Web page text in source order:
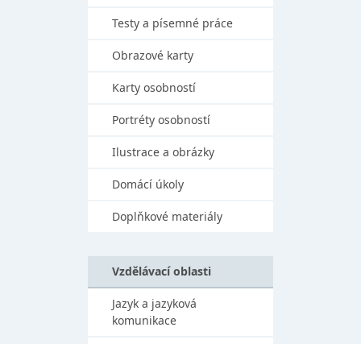
Testy a písemné práce
Obrazové karty
Karty osobností
Portréty osobností
Ilustrace a obrázky
Domácí úkoly
Doplňkové materiály
Vzdělávací oblasti
Jazyk a jazyková
komunikace